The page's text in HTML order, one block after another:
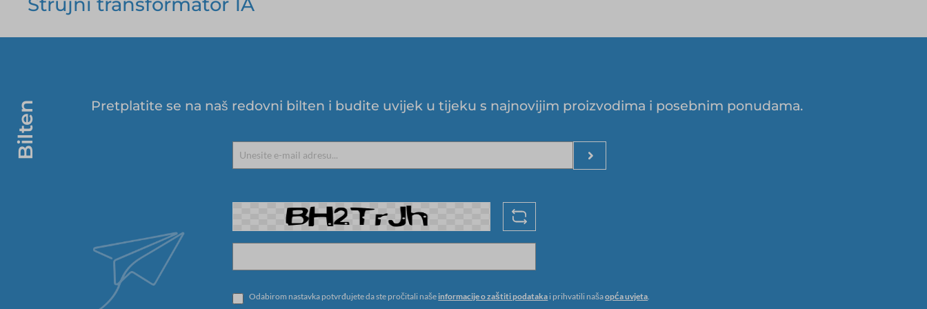
Bilten Pretplatite se na naš redovni bilten i budite uvijek u tijeku s najnovijim proizvodima i posebnim ponudama.
Odabirom nastavka potvrđujete da ste pročitali naše informacije o zaštiti podataka i prihvatili našaopća uvjeta